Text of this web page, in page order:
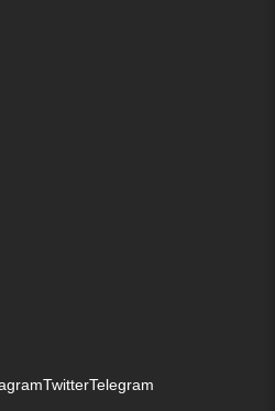
TwitterTelegram